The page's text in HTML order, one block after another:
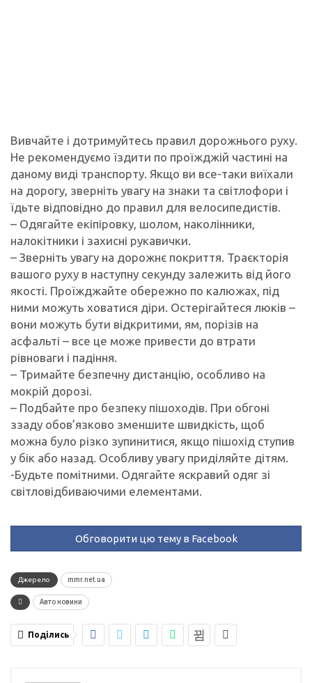
Вивчайте і дотримуйтесь правил дорожнього руху.
Не рекомендуємо їздити по проїжджій частині на
даному виді транспорту. Якщо ви все-таки виїхали
на дорогу, зверніть увагу на знаки та світлофори і
їдьте відповідно до правил для велосипедистів.
– Одягайте екіпіровку, шолом, наколінники,
налокітники і захисні рукавички.
– Зверніть увагу на дорожнє покриття. Траєкторія
вашого руху в наступну секунду залежить від його
якості. Проїжджайте обережно по калюжах, під
ними можуть ховатися діри. Остерігайтеся люків –
вони можуть бути відкритими, ям, порізів на
асфальті – все це може привести до втрати
рівноваги і падіння.
– Тримайте безпечну дистанцію, особливо на
мокрій дорозі.
– Подбайте про безпеку пішоходів. При обгоні
ззаду обов’язково зменшите швидкість, щоб
можна було різко зупинитися, якщо пішохід ступив
у бік або назад. Особливу увагу приділяйте дітям.
-Будьте помітними. Одягайте яскравий одяг зі
світловідбиваючими елементами.
Обговорити цю тему в Facebook
Джерело mmr.net.ua
Авто новини
Поділись